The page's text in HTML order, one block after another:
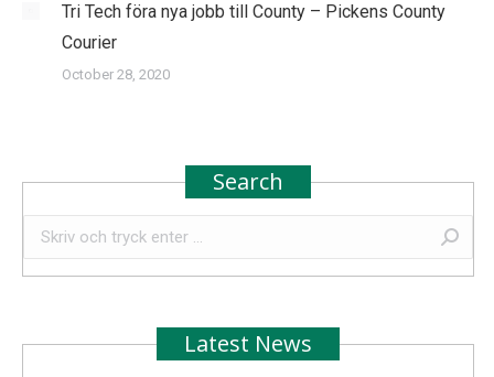
Tri Tech föra nya jobb till County – Pickens County
Courier
October 28, 2020
Search
Search:
Latest News